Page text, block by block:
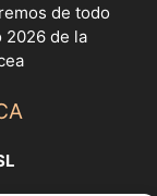
de todo
2026 de la